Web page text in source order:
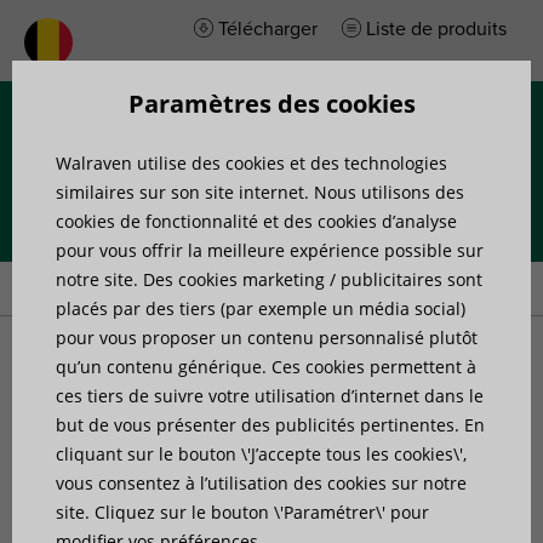
Télécharger Liste de produits
Accueil»Actualites»Top 7 des applications du RSWB
Top 7 des applications du
RSWB
Publié le: 8 mars 2023
Paramètres des cookies
Walraven utilise des cookies et des technologies
similaires sur son site internet. Nous utilisons des
cookies de fonctionnalité et des cookies d’analyse
pour vous offrir la meilleure expérience possible sur
notre site. Des cookies marketing / publicitaires sont
placés par des tiers (par exemple un média social)
pour vous proposer un contenu personnalisé plutôt
qu’un contenu générique. Ces cookies permettent à
ces tiers de suivre votre utilisation d’internet dans le
but de vous présenter des publicités pertinentes. En
cliquant sur le bouton \'J’accepte tous les cookies\',
vous consentez à l’utilisation des cookies sur notre
site. Cliquez sur le bouton \'Paramétrer\' pour